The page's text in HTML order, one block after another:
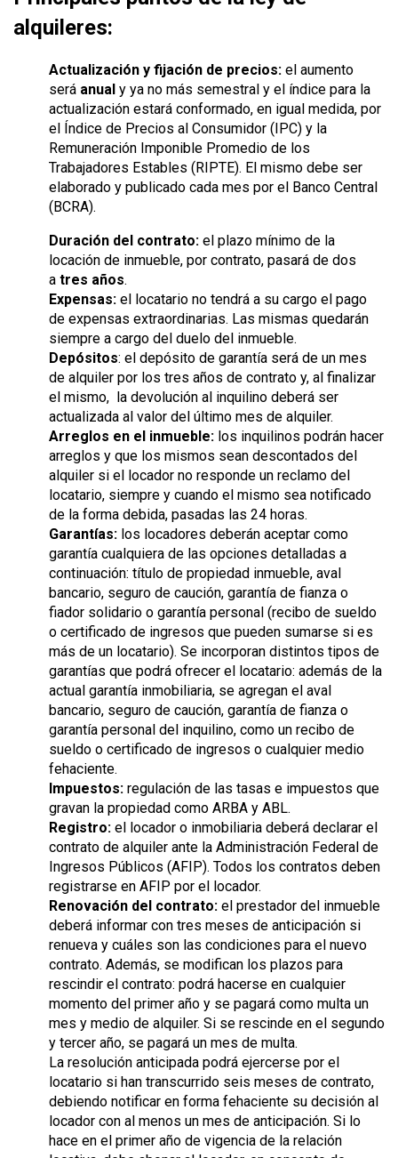
alquileres:
Actualización y fijación de precios: el aumento
será anual y ya no más semestral y el índice para la
actualización estará conformado, en igual medida, por
el Índice de Precios al Consumidor (IPC) y la
Remuneración Imponible Promedio de los
Trabajadores Estables (RIPTE). El mismo debe ser
elaborado y publicado cada mes por el Banco Central
(BCRA).
Duración del contrato: el plazo mínimo de la
locación de inmueble, por contrato, pasará de dos
a tres años.
Expensas: el locatario no tendrá a su cargo el pago
de expensas extraordinarias. Las mismas quedarán
siempre a cargo del duelo del inmueble.
Depósitos: el depósito de garantía será de un mes
de alquiler por los tres años de contrato y, al finalizar
el mismo, la devolución al inquilino deberá ser
actualizada al valor del último mes de alquiler.
Arreglos en el inmueble: los inquilinos podrán hacer
arreglos y que los mismos sean descontados del
alquiler si el locador no responde un reclamo del
locatario, siempre y cuando el mismo sea notificado
de la forma debida, pasadas las 24 horas.
Garantías: los locadores deberán aceptar como
garantía cualquiera de las opciones detalladas a
continuación: título de propiedad inmueble, aval
bancario, seguro de caución, garantía de fianza o
fiador solidario o garantía personal (recibo de sueldo
o certificado de ingresos que pueden sumarse si es
más de un locatario). Se incorporan distintos tipos de
garantías que podrá ofrecer el locatario: además de la
actual garantía inmobiliaria, se agregan el aval
bancario, seguro de caución, garantía de fianza o
garantía personal del inquilino, como un recibo de
sueldo o certificado de ingresos o cualquier medio
fehaciente.
Impuestos: regulación de las tasas e impuestos que
gravan la propiedad como ARBA y ABL.
Registro: el locador o inmobiliaria deberá declarar el
contrato de alquiler ante la Administración Federal de
Ingresos Públicos (AFIP). Todos los contratos deben
registrarse en AFIP por el locador.
Renovación del contrato: el prestador del inmueble
deberá informar con tres meses de anticipación si
renueva y cuáles son las condiciones para el nuevo
contrato. Además, se modifican los plazos para
rescindir el contrato: podrá hacerse en cualquier
momento del primer año y se pagará como multa un
mes y medio de alquiler. Si se rescinde en el segundo
y tercer año, se pagará un mes de multa.
La resolución anticipada podrá ejercerse por el
locatario si han transcurrido seis meses de contrato,
debiendo notificar en forma fehaciente su decisión al
locador con al menos un mes de anticipación. Si lo
hace en el primer año de vigencia de la relación